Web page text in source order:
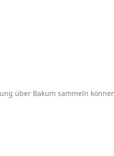
über Bakum sammeln